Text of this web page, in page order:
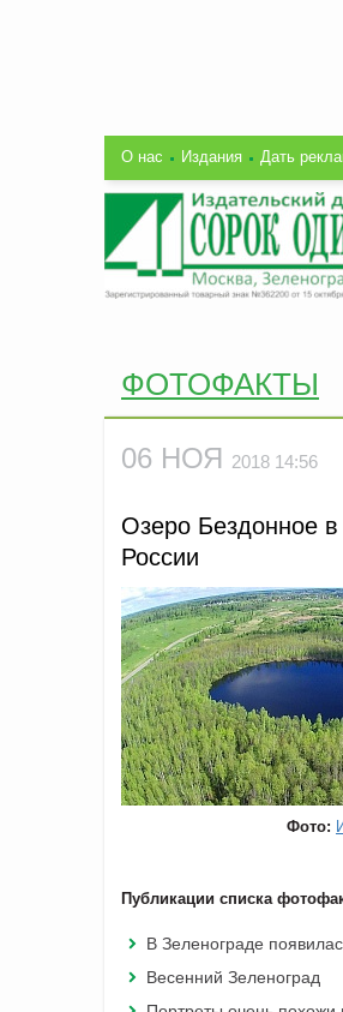
О нас Издания Дать
ФОТОФАКТЫ
06 НОЯ 2018 14:56
Озеро Бездонное
России
Фото:
Публикации списка
В Зеленограде
Весенний Зеленоград